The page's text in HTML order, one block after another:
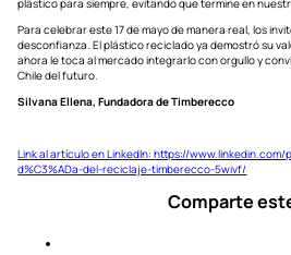
plástico para siempre, evitando que termine en
Para celebrar este 17 de mayo de manera real, los
desconfianza. El plástico reciclado ya demostró su
ahora le toca al mercado integrarlo con orgullo y
Chile del futuro.
Silvana Ellena, Fundadora de Timberecco
Link al artículo en LinkedIn: https://
d%C3%ADa-del-reciclaje-timberecco-5wivf/
Comparte